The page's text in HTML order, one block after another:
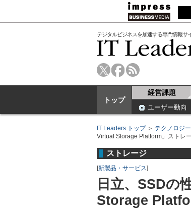
デジタルビジネスを加速する専門情報サ
トップ
経営課題
ユーザー動向
IT Leaders トップ＞ テクノロジ
Virtual Storage Platform」ストレ
ストレージ
[新製品・サービス]
日立、SSDの
Storage